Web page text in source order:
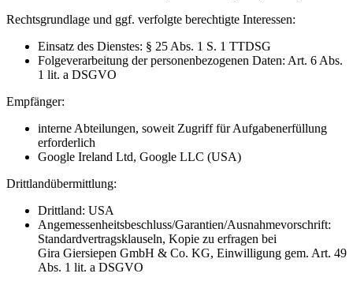
Rechtsgrundlage und ggf. verfolgte berechtigte Interessen:
Einsatz des Dienstes: § 25 Abs. 1 S. 1 TTDSG
Folgeverarbeitung der personenbezogenen Daten: Art. 6 Abs.
1 lit. a DSGVO
Empfänger:
interne Abteilungen, soweit Zugriff für Aufgabenerfüllung
erforderlich
Google Ireland Ltd, Google LLC (USA)
Drittlandübermittlung:
Drittland: USA
Angemessenheitsbeschluss/Garantien/Ausnahmevorschrift:
Standardvertragsklauseln, Kopie zu erfragen bei
Gira Giersiepen GmbH & Co. KG, Einwilligung gem. Art. 49
Abs. 1 lit. a DSGVO